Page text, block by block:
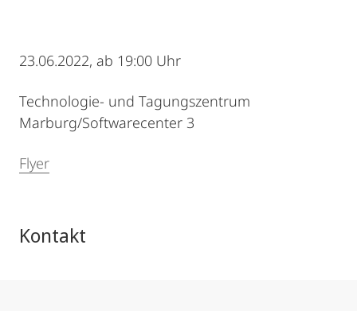
23.06.2022, ab 19:00 Uhr
Technologie- und Tagungszentrum
Marburg/Softwarecenter 3
Flyer
Kontakt